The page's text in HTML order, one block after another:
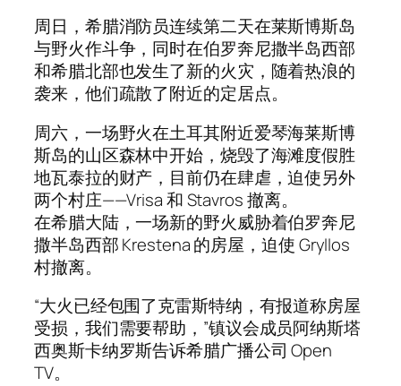
周日，希腊消防员连续第二天在莱斯博斯岛
与野火作斗争，同时在伯罗奔尼撒半岛西部
和希腊北部也发生了新的火灾，随着热浪的
袭来，他们疏散了附近的定居点。
周六，一场野火在土耳其附近爱琴海莱斯博
斯岛的山区森林中开始，烧毁了海滩度假胜
地瓦泰拉的财产，目前仍在肆虐，迫使另外
两个村庄——Vrisa 和 Stavros 撤离。
在希腊大陆，一场新的野火威胁着伯罗奔尼
撒半岛西部 Krestena 的房屋，迫使 Gryllos
村撤离。
“大火已经包围了克雷斯特纳，有报道称房屋
受损，我们需要帮助，”镇议会成员阿纳斯塔
西奥斯卡纳罗斯告诉希腊广播公司 Open
TV。